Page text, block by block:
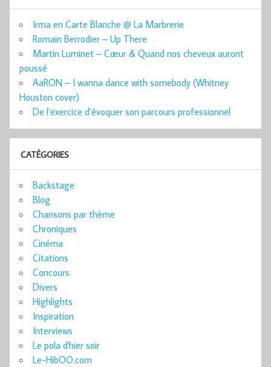
Irma en Carte Blanche @ La Marbrerie
Romain Berrodier – Up There
Martin Luminet – Cœur & Quand nos cheveux auront
poussé
AaRON – I wanna dance with somebody (Whitney
Houston cover)
De l’exercice d’évoquer son parcours professionnel
CATÉGORIES
Backstage
Blog
Chansons par thème
Chroniques
Cinéma
Citations
Concours
Divers
Highlights
Inspiration
Interviews
Le pola d'hier soir
Le-HibOO.com